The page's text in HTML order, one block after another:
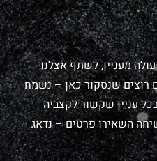
מעניין, לשתף אצלנו
רוצים שנסקור כאן – נשמח
עניין שקשור לקצביה
השאירו פרטים – נדאג